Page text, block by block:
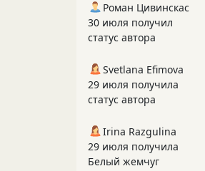
Роман Цивинскас
30 июля получил
статус автора
Svetlana Efimova
29 июля получила
статус автора
Irina Razgulina
29 июля получила
Белый жемчуг